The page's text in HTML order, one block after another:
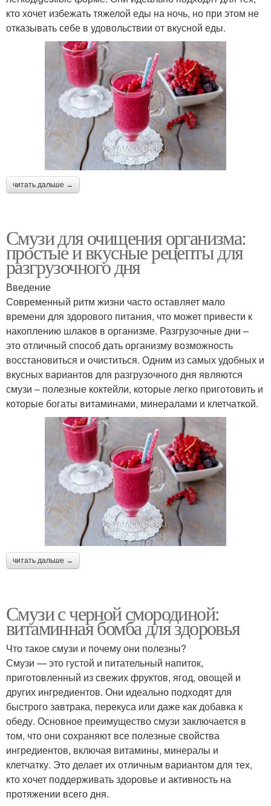
кто хочет избежать тяжелой еды на ночь, но при этом не
отказывать себе в удовольствии от вкусной еды.
читать дальше →
Смузи для очищения организма:
простые и вкусные рецепты для
разгрузочного дня
Введение
Современный ритм жизни часто оставляет мало
времени для здорового питания, что может привести к
накоплению шлаков в организме. Разгрузочные дни –
это отличный способ дать организму возможность
восстановиться и очиститься. Одним из самых удобных и
вкусных вариантов для разгрузочного дня являются
смузи – полезные коктейли, которые легко приготовить и
которые богаты витаминами, минералами и клетчаткой.
читать дальше →
Смузи с черной смородиной:
витаминная бомба для здоровья
Что такое смузи и почему они полезны?
Смузи — это густой и питательный напиток,
приготовленный из свежих фруктов, ягод, овощей и
других ингредиентов. Они идеально подходят для
быстрого завтрака, перекуса или даже как добавка к
обеду. Основное преимущество смузи заключается в
том, что они сохраняют все полезные свойства
ингредиентов, включая витамины, минералы и
клетчатку. Это делает их отличным вариантом для тех,
кто хочет поддерживать здоровье и активность на
протяжении всего дня.